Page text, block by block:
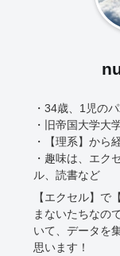
・34歳、1児の
・旧帝国大学大
・【理系】から
・趣味は、エク
ル、読書など
【エクセル】で
まないたちなの
いて、データを
思います！